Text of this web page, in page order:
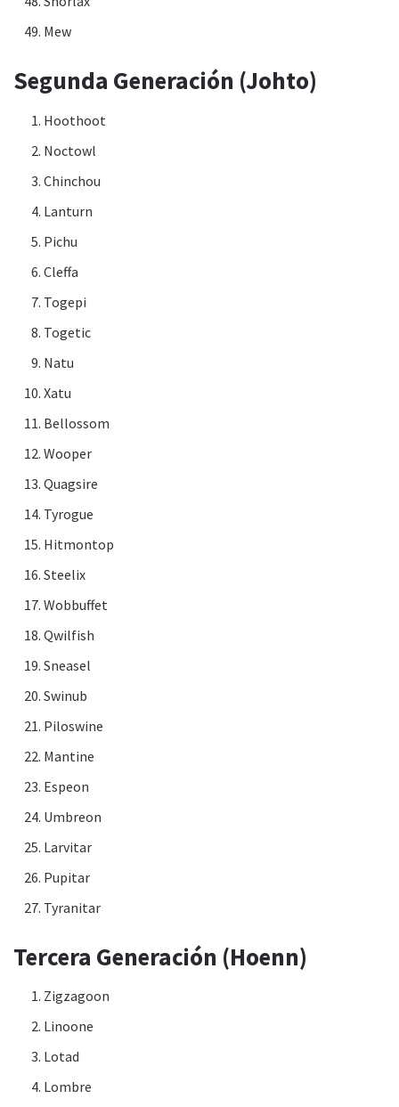
Mew
Segunda Generación (Johto)
Hoothoot
Noctowl
Chinchou
Lanturn
Pichu
Cleffa
Togepi
Togetic
Natu
Xatu
Bellossom
Wooper
Quagsire
Tyrogue
Hitmontop
Steelix
Wobbuffet
Qwilfish
Sneasel
Swinub
Piloswine
Mantine
Espeon
Umbreon
Larvitar
Pupitar
Tyranitar
Tercera Generación (Hoenn)
Zigzagoon
Linoone
Lotad
Lombre